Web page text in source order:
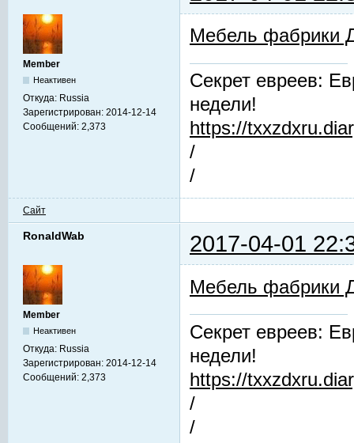
Member
Неактивен
Откуда: Russia
Зарегистрирован: 2014-12-14
Сообщений: 2,373
Мебель фабрики
Секрет евреев:
недели!
https://
/
/
Сайт
RonaldWab 2017-04-01
Member
Неактивен
Откуда: Russia
Зарегистрирован: 2014-12-14
Сообщений: 2,373
Мебель фабрики
Секрет евреев:
недели!
https://
/
/